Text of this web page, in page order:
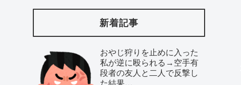
新着記事
おやじ狩りを止めに入った
私が逆に殴られる→空手有
段者の友人と二人で反撃し